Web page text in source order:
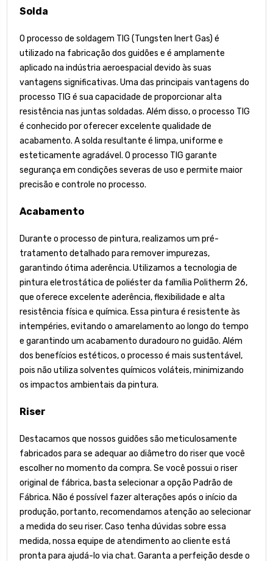
Solda
O processo de soldagem TIG (Tungsten Inert Gas) é
utilizado na fabricação dos guidões e é amplamente
aplicado na indústria aeroespacial devido às suas
vantagens significativas. Uma das principais vantagens do
processo TIG é sua capacidade de proporcionar alta
resistência nas juntas soldadas. Além disso, o processo TIG
é conhecido por oferecer excelente qualidade de
acabamento. A solda resultante é limpa, uniforme e
esteticamente agradável. O processo TIG garante
segurança em condições severas de uso e permite maior
precisão e controle no processo.
Acabamento
Durante o processo de pintura, realizamos um pré-
tratamento detalhado para remover impurezas,
garantindo ótima aderência. Utilizamos a tecnologia de
pintura eletrostática de poliéster da família Politherm 26,
que oferece excelente aderência, flexibilidade e alta
resistência física e química. Essa pintura é resistente às
intempéries, evitando o amarelamento ao longo do tempo
e garantindo um acabamento duradouro no guidão. Além
dos benefícios estéticos, o processo é mais sustentável,
pois não utiliza solventes químicos voláteis, minimizando
os impactos ambientais da pintura.
Riser
Destacamos que nossos guidões são meticulosamente
fabricados para se adequar ao diâmetro do riser que você
escolher no momento da compra. Se você possui o riser
original de fábrica, basta selecionar a opção Padrão de
Fábrica. Não é possível fazer alterações após o início da
produção, portanto, recomendamos atenção ao selecionar
a medida do seu riser. Caso tenha dúvidas sobre essa
medida, nossa equipe de atendimento ao cliente está
pronta para ajudá-lo via chat. Garanta a perfeição desde o